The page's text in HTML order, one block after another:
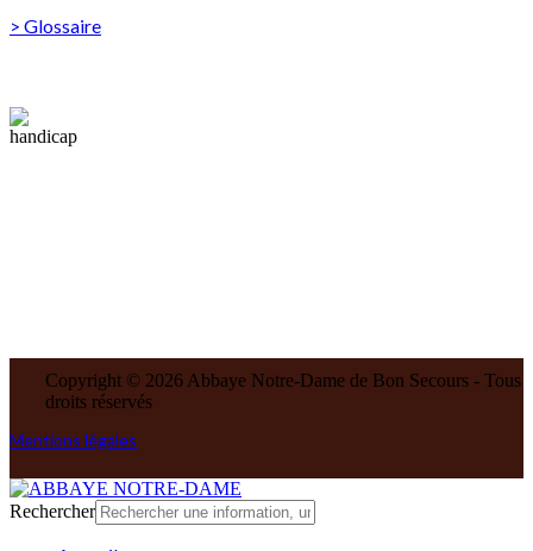
> Glossaire
Copyright © 2026 Abbaye Notre-Dame de Bon Secours - Tous
droits réservés
Mentions légales
Rechercher